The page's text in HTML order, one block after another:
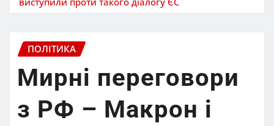
ПОЛІТИКА
Мирні переговори
з РФ – Макрон і